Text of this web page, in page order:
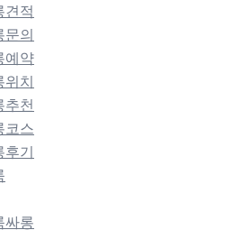
견적
문의
예약
위치
추천
코스
후기
싸롱